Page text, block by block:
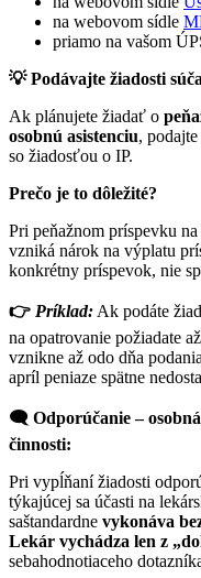
na webovom sídle
priamo na vašom
💡Podávajte žiadosti
Ak plánujete žiadať o
osobnú asistenciu,
so žiadosťou o IP.
Prečo je to dôležité?
Pri peňažnom príspevku
vzniká nárok na výplatu
konkrétny príspevok, nie
👉 Príklad: Ak podáte
na opatrovanie požiadate
vznikne až odo dňa
apríl peniaze spätne
🗨 Odporúčanie–
činnosti:
Pri vypĺňaní žiadosti
týkajúcej sa účasti na
saštandardne vykonáva
Lekár vychádza len z
sebahodnotiaceho